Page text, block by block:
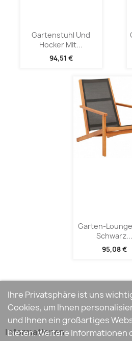
Gartenstuhl Und
Hocker Mit...
94,51 €
Garten-
Schwarz...
95,08 €
Informationen
Ihre Privatsphäre ist uns
Cookies, um Ihnen
und Ihnen ein großartiges
bieten. Weitere Informationen